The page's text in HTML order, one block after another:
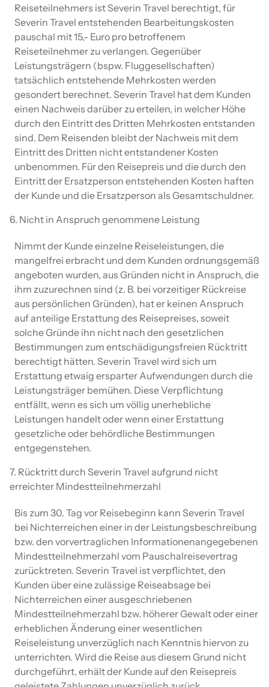
Reiseteilnehmers ist Severin Travel berechtigt, für
Severin Travel entstehenden Bearbeitungskosten
pauschal mit 15,- Euro pro betroffenem
Reiseteilnehmer zu verlangen. Gegenüber
Leistungsträgern (bspw. Fluggesellschaften)
tatsächlich entstehende Mehrkosten werden
gesondert berechnet. Severin Travel hat dem Kunden
einen Nachweis darüber zu erteilen, in welcher Höhe
durch den Eintritt des Dritten Mehrkosten entstanden
sind. Dem Reisenden bleibt der Nachweis mit dem
Eintritt des Dritten nicht entstandener Kosten
unbenommen. Für den Reisepreis und die durch den
Eintritt der Ersatzperson entstehenden Kosten haften
der Kunde und die Ersatzperson als Gesamtschuldner.
6. Nicht in Anspruch genommene Leistung
Nimmt der Kunde einzelne Reiseleistungen, die
mangelfrei erbracht und dem Kunden ordnungsgemäß
angeboten wurden, aus Gründen nicht in Anspruch, die
ihm zuzurechnen sind (z. B. bei vorzeitiger Rückreise
aus persönlichen Gründen), hat er keinen Anspruch
auf anteilige Erstattung des Reisepreises, soweit
solche Gründe ihn nicht nach den gesetzlichen
Bestimmungen zum entschädigungsfreien Rücktritt
berechtigt hätten. Severin Travel wird sich um
Erstattung etwaig ersparter Aufwendungen durch die
Leistungsträger bemühen. Diese Verpflichtung
entfällt, wenn es sich um völlig unerhebliche
Leistungen handelt oder wenn einer Erstattung
gesetzliche oder behördliche Bestimmungen
entgegenstehen.
7. Rücktritt durch Severin Travel aufgrund nicht
erreichter Mindestteilnehmerzahl
Bis zum 30. Tag vor Reisebeginn kann Severin Travel
bei Nichterreichen einer in der Leistungsbeschreibung
bzw. den vorvertraglichen Informationenangegebenen
Mindestteilnehmerzahl vom Pauschalreisevertrag
zurücktreten. Severin Travel ist verpflichtet, den
Kunden über eine zulässige Reiseabsage bei
Nichterreichen einer ausgeschriebenen
Mindestteilnehmerzahl bzw. höherer Gewalt oder einer
erheblichen Änderung einer wesentlichen
Reiseleistung unverzüglich nach Kenntnis hiervon zu
unterrichten. Wird die Reise aus diesem Grund nicht
durchgeführt, erhält der Kunde auf den Reisepreis